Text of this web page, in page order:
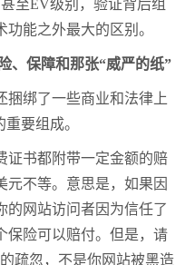
至EV级别，验证背后组
能之外最大的区别。
保障和那张“威严的纸”
绑了一些商业和法律上
要组成。
书都附带一定金额的赔
元不等。意思是，如果因
的网站访问者因为信任了
保险可以赔付。但是，请
疏忽，不是你网站被黑造